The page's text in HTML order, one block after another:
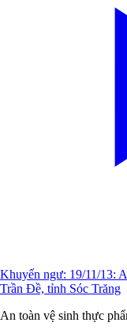
Khuyến ngư: 19/11/13:
Trần Đề, tỉnh Sóc Trăng
An toàn vệ sinh thực